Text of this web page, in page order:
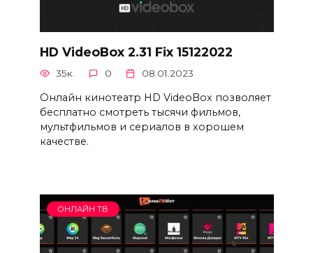
HD VideoBox 2.31 Fix 15122022
35к. 0 08.01.2023
Онлайн кинотеатр HD VideoBox позволяет
бесплатно смотреть тысячи фильмов,
мультфильмов и сериалов в хорошем
качестве.
ОНЛАЙН ТВ